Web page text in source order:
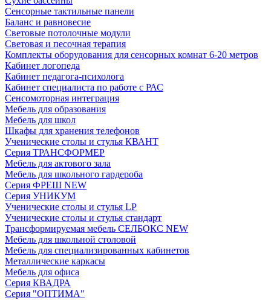
Сенсорные тактильные панели
Баланс и равновесие
Световые потолочные модули
Световая и песочная терапия
Комплекты оборудования для сенсорных комнат 6-20 метров
Кабинет логопеда
Кабинет педагога-психолога
Кабинет специалиста по работе с РАС
Сенсомоторная интеграция
Мебель для образования
Мебель для школ
Шкафы для хранения телефонов
Ученические столы и стулья КВАНТ
Серия ТРАНСФОРМЕР
Мебель для актового зала
Мебель для школьного гардероба
Серия ФРЕШ NEW
Серия УНИКУМ
Ученические столы и стулья LP
Ученические столы и стулья стандарт
Трансформируемая мебель СЕЛБОКС NEW
Мебель для школьной столовой
Мебель для специализированных кабинетов
Металлические каркасы
Мебель для офиса
Серия КВАДРА
Серия "ОПТИМА"